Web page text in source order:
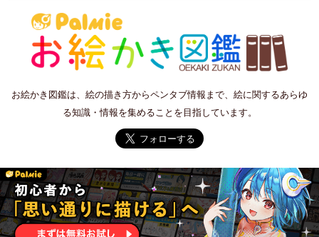
お絵かき図鑑は、絵の描き方からペンタブ情報まで、絵に関するあらゆ
る知識・情報を集めることを目指しています。